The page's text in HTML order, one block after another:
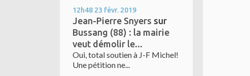
12h48 23 févr. 2019
Jean-Pierre Snyers sur
Bussang (88) : la mairie
veut démolir le...
Oui, total soutien à J-F Michel!
Une pétition ne...